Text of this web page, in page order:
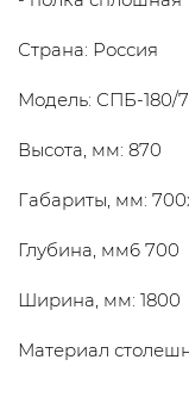
Страна: Россия
Модель: СПБ-180/
Высота, мм: 870
Габариты, мм:
Глубина, мм6 700
Ширина, мм: 1800
Материал